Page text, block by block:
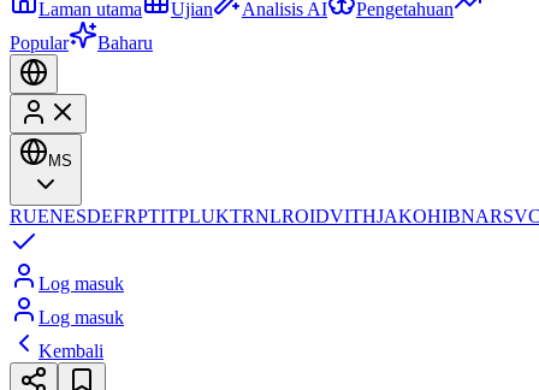
Laman utama
Ujian Analisis AI
Pengetahuan
Popular
Baharu
MS
RUENESDEFRPTITPLUKTRNLROIDVITHJAKOHIBNARSV
Log masuk
Log masuk
Kembali